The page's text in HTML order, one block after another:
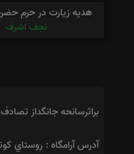
هدیه زیارت در حرم
نجف اشرف
براثرسانحه جانگداز
آدرس آرامگاه : روستاي